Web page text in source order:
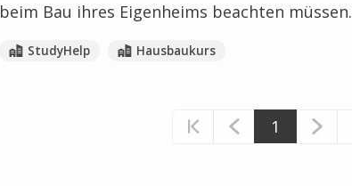
beim Bau ihres Eigenheims beachten müssen.
StudyHelp Hausbaukurs
1